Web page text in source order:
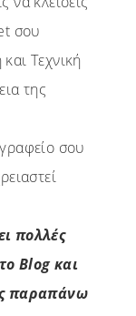
σου
Τεχνική
της
σου
πολλές
Blogκαι
παραπάνω